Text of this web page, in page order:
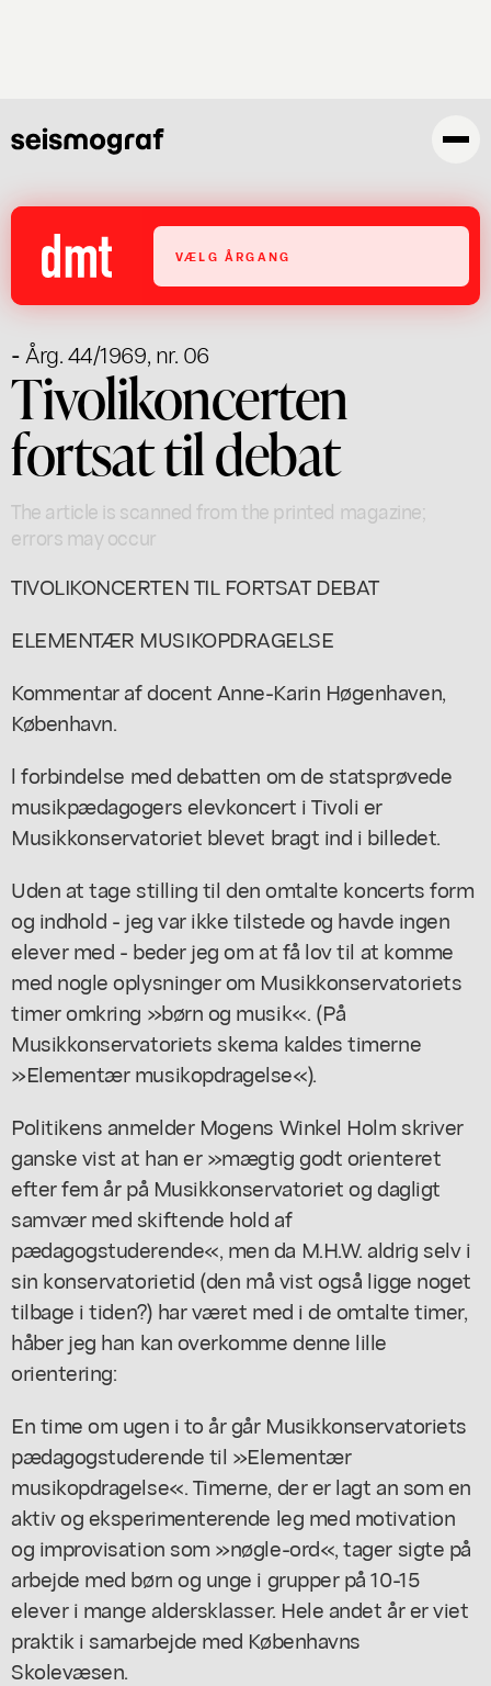
VÆLG ÅRGANG
- Årg. 44/1969, nr. 06
Tivolikoncerten
fortsat til debat
The article is scanned from the printed magazine;
errors may occur
TIVOLIKONCERTEN TIL FORTSAT DEBAT
ELEMENTÆR MUSIKOPDRAGELSE
Kommentar af docent Anne-Karin Høgenhaven,
København.
l forbindelse med debatten om de statsprøvede
musikpædagogers elevkoncert i Tivoli er
Musikkonservatoriet blevet bragt ind i billedet.
Uden at tage stilling til den omtalte koncerts form
og indhold - jeg var ikke tilstede og havde ingen
elever med - beder jeg om at få lov til at komme
med nogle oplysninger om Musikkonservatoriets
timer omkring »børn og musik«. (På
Musikkonservatoriets skema kaldes timerne
»Elementær musikopdragelse«).
Politikens anmelder Mogens Winkel Holm skriver
ganske vist at han er »mægtig godt orienteret
efter fem år på Musikkonservatoriet og dagligt
samvær med skiftende hold af
pædagogstuderende«, men da M.H.W. aldrig selv i
sin konservatorietid (den må vist også ligge noget
tilbage i tiden?) har været med i de omtalte timer,
håber jeg han kan overkomme denne lille
orientering:
En time om ugen i to år går Musikkonservatoriets
pædagogstuderende til »Elementær
musikopdragelse«. Timerne, der er lagt an som en
aktiv og eksperimenterende leg med motivation
og improvisation som »nøgle-ord«, tager sigte på
arbejde med børn og unge i grupper på 10-15
elever i mange aldersklasser. Hele andet år er viet
praktik i samarbejde med Københavns
Skolevæsen.